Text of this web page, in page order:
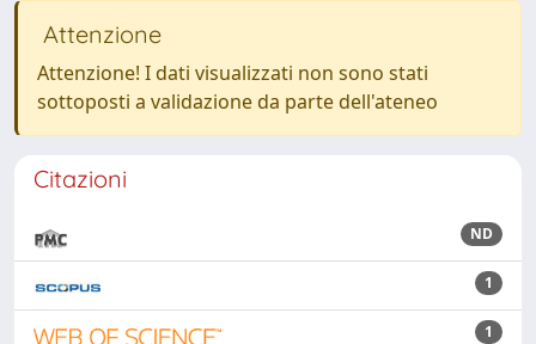
Attenzione
Attenzione! I dati visualizzati non sono stati
sottoposti a validazione da parte dell'ateneo
Citazioni
ND
1
1